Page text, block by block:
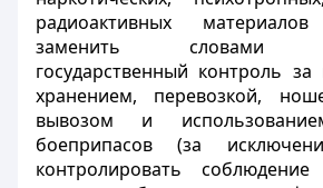
радиоактивных
заменить словами
государственный контроль
хранением, перевозкой,
вывозом и
боеприпасов (за
контролировать соблюдение